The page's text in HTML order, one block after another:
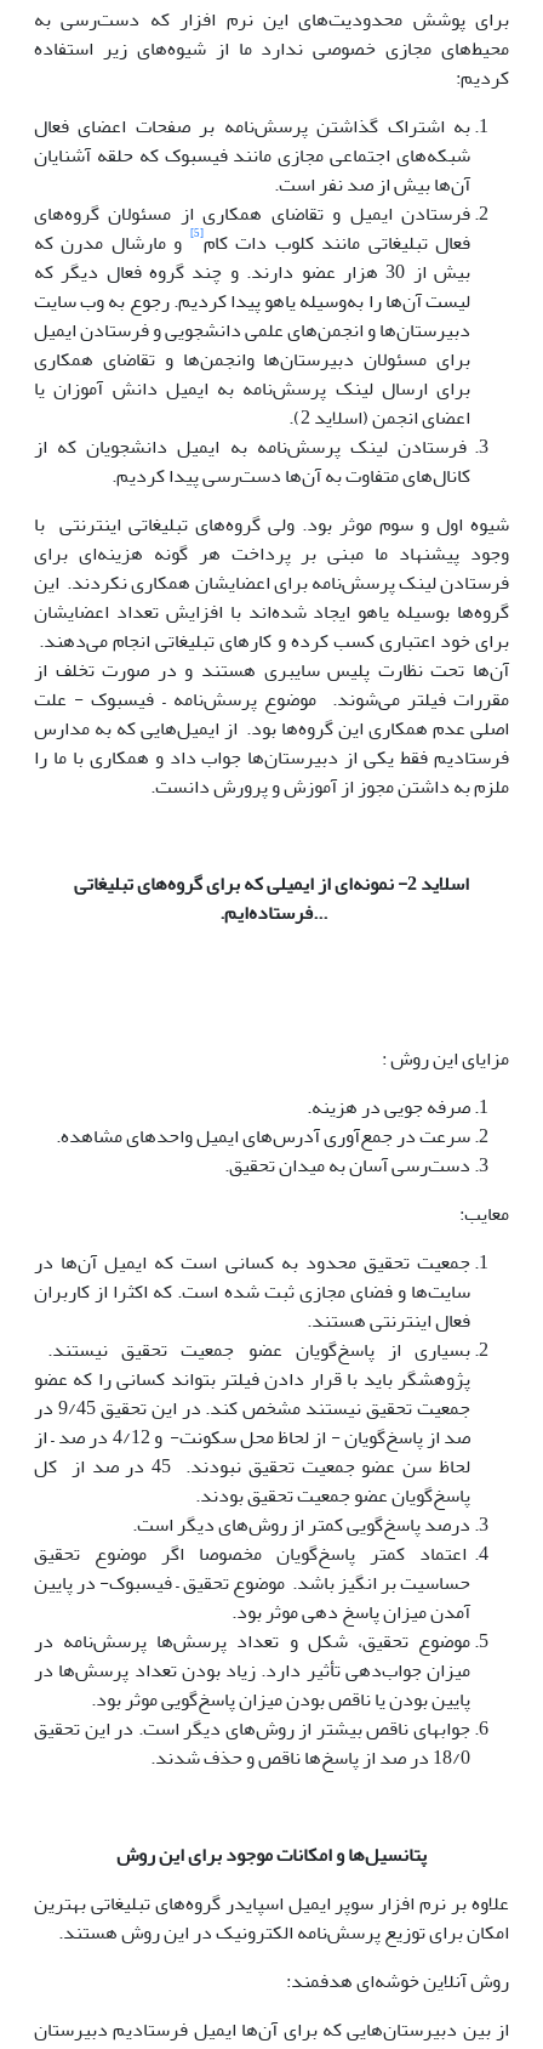
برای پوشش محدودیت‌های این نرم افزار که دست‌رسی به
محیط‌های مجازی خصوصی ندارد ما از شیوه‌های زیر استفاده
کردیم:
به اشتراک گذاشتن پرسش‌نامه بر صفحات اعضای فعال
شبکه‌های اجتماعی مجازی مانند فیسبوک که حلقه آشنایان
آن‌ها بیش از صد نفر است.
فرستادن ایمیل و تقاضای همکاری از مسئولان گروه‌های
فعال تبلیغاتی مانند کلوب دات کام[5]
و مارشال مدرن که
بیش از 30 هزار عضو دارند. و چند گروه فعال دیگر که
لیست آن‌ها را به‌وسیله یاهو پیدا کردیم. رجوع به وب سایت
دبیرستان‌ها و انجمن‌های علمی دانشجویی و فرستادن ایمیل
برای مسئولان دبیرستان‌ها وانجمن‌ها و تقاضای همکاری
برای ارسال لینک پرسش‌نامه به ایمیل دانش آموزان یا
اعضای انجمن (اسلاید 2).
فرستادن لینک پرسش‌نامه به ایمیل دانشجویان که از
کانال‌های متفاوت به آن‌ها دست‌رسی پیدا کردیم.
شیوه اول و سوم موثر بود. ولی گروه‌های تبلیغاتی اینترنتی با
وجود پیشنهاد ما مبنی بر پرداخت هر گونه هزینه‌ای برای
فرستادن لینک پرسش‌نامه برای اعضایشان همکاری نکردند. این
گروه‌ها بوسیله یاهو ایجاد شده‌اند با افزایش تعداد اعضایشان
برای خود اعتباری کسب کرده و کارهای تبلیغاتی انجام می‌دهند.
آن‌ها تحت نظارت پلیس سایبری هستند و در صورت تخلف از
مقررات فیلتر می‌شوند. موضوع پرسش‌نامه – فیسبوک - علت
اصلی عدم همکاری این گروه‌ها بود. از ایمیل‌هایی که به مدارس
فرستادیم فقط یکی از دبیرستان‌ها جواب داد و همکاری با ما را
ملزم به داشتن مجوز از آموزش و پرورش دانست.
اسلاید 2- نمونه‌ای از ایمیلی که برای گروه‌های تبلیغاتی
...فرستاده‌ایم.
مزایای این روش :
صرفه جویی در هزینه.
سرعت در جمع‌آوری آدرس‌های ایمیل واحدهای مشاهده.
دست‌رسی آسان به میدان تحقیق.
معایب:
جمعیت تحقیق محدود به کسانی است که ایمیل آن‌ها در
سایت‌ها و فضای مجازی ثبت شده است. که اکثرا از کاربران
فعال اینترنتی هستند.
بسیاری از پاسخ‌گویان عضو جمعیت تحقیق نیستند.
پژوهشگر باید با قرار دادن فیلتر بتواند کسانی را که عضو
جمعیت تحقیق نیستند مشخص کند. در این تحقیق 9/45 در
صد از پاسخ‌گویان - از لحاظ محل سکونت- و 4/12 در صد – از
لحاظ سن عضو جمعیت تحقیق نبودند. 45 در صد از کل
پاسخ‌گویان عضو جمعیت تحقیق بودند.
درصد پاسخ‌گویی کمتر از روش‌های دیگر است.
اعتماد کمتر پاسخ‌گویان مخصوصا اگر موضوع تحقیق
حساسیت بر انگیز باشد. موضوع تحقیق – فیسبوک- در پایین
آمدن میزان پاسخ دهی موثر بود.
موضوع تحقیق، شکل و تعداد پرسش‌ها پرسش‌نامه در
میزان جواب‌دهی تأثیر دارد. زیاد بودن تعداد پرسش‌ها در
پایین بودن یا ناقص بودن میزان پاسخ‌گویی موثر بود.
جوابهای ناقص بیشتر از روش‌های دیگر است. در این تحقیق
18/0 در صد از پاسخ‌ها ناقص و حذف شدند.
پتانسیل‌ها و امکانات موجود برای این روش
علاوه بر نرم افزار سوپر ایمیل اسپایدر گروه‌های تبلیغاتی بهترین
امکان برای توزیع پرسش‌نامه الکترونیک در این روش هستند.
روش آنلاین خوشه‌ای هدفمند:
از بین دبیرستان‌هایی که برای آن‌ها ایمیل فرستادیم دبیرستان